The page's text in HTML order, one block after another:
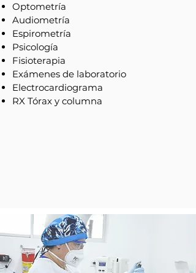
Optometría
Audiometría
Espirometría
Psicología
Fisioterapia
Exámenes de laboratorio
Electrocardiograma
RX Tórax y columna